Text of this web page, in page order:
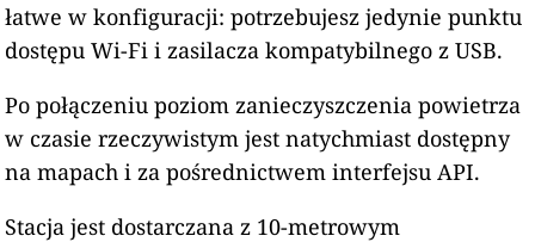
łatwe w konfiguracji: potrzebujesz jedynie punktu
dostępu Wi-Fi i zasilacza kompatybilnego z USB.
Po połączeniu poziom zanieczyszczenia powietrza
w czasie rzeczywistym jest natychmiast dostępny
na mapach i za pośrednictwem interfejsu API.
Stacja jest dostarczana z 10-metrowym